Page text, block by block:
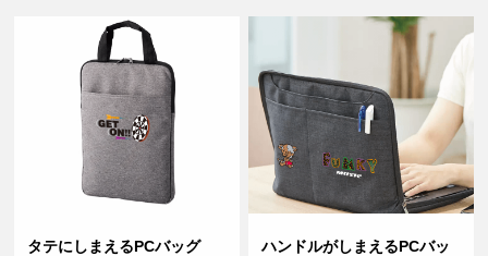
タテにしまえるPCバッグ
ハンドルがしまえるPCバッ